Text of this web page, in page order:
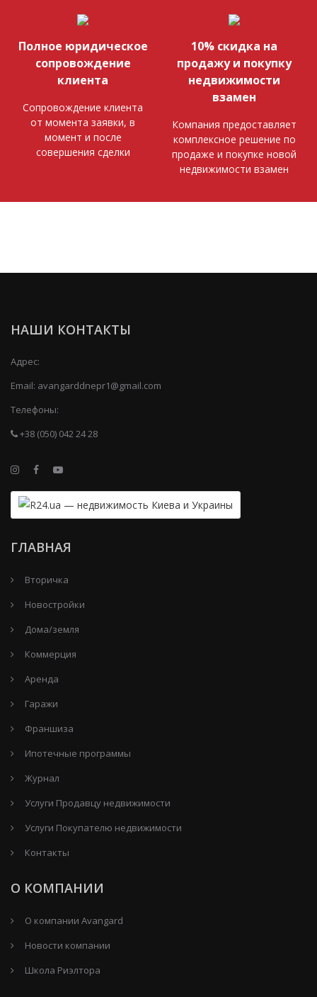
Полное юридическое
сопровождение
клиента
Сопровождение клиента
от момента заявки, в
момент и после
совершения сделки
10% скидка на
продажу и покупку
недвижимости
взамен
Компания предоставляет
комплексное решение по
продаже и покупке новой
недвижимости взамен
НАШИ КОНТАКТЫ
Адрес:
Email: avangarddnepr1@gmail.com
Телефоны:
+38 (050) 042 24 28
ГЛАВНАЯ
Вторичка
Новостройки
Дома/земля
Коммерция
Аренда
Гаражи
Франшиза
Ипотечные программы
Журнал
Услуги Продавцу недвижимости
Услуги Покупателю недвижимости
Контакты
О КОМПАНИИ
О компании Avangard
Новости компании
Школа Риэлтора